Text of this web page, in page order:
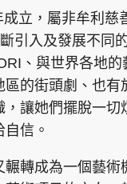
立，屬非牟利
引入及發展不同
、與世界各地
的街頭劇、也
讓她們擺脫一
信。
輾轉成為一個藝